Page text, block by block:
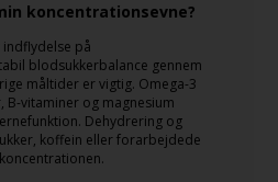
koncentrationsevne?
indflydelse på
blodsukkerbalance gennem
måltider er vigtig. Omega-3
vitaminer og magnesium
Dehydrering og
koffein eller forarbejdede